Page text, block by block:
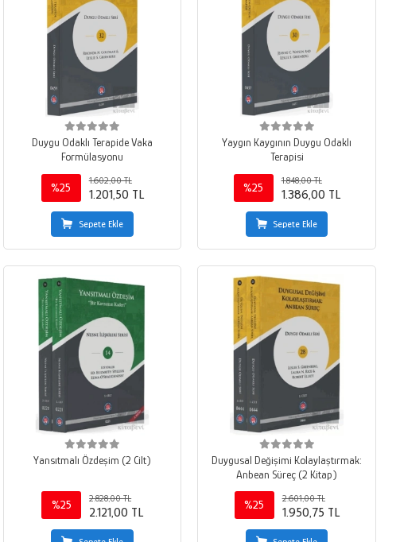
Duygu Odaklı Terapide Vaka
Formülasyonu
%25
1.602,00 TL
1.201,50 TL
Sepete Ekle
Yaygın Kaygının Duygu Odaklı
Terapisi
%25
1.848,00 TL
1.386,00 TL
Sepete Ekle
Yansıtmalı Özdeşim (2 Cilt)
%25
2.828,00 TL
2.121,00 TL
Duygusal Değişimi Kolaylaştırmak:
Anbean Süreç (2 Kitap)
%25
2.601,00 TL
1.950,75 TL